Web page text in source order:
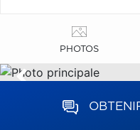
PHOTOS